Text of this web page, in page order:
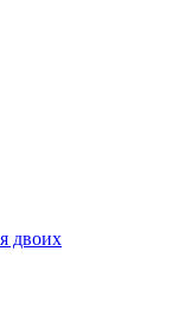
двоих